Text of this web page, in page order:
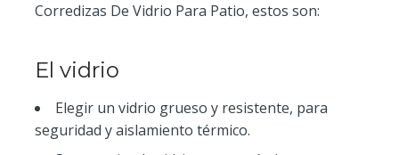
Corredizas De Vidrio Para Patio, estos son:
El vidrio
Elegir un vidrio grueso y resistente, para
seguridad y aislamiento térmico.